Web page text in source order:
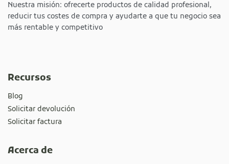
Nuestra misión: ofrecerte productos de calidad profesional,
reducir tus costes de compra y ayudarte a que tu negocio sea
más rentable y competitivo
Recursos
Blog
Solicitar devolución
Solicitar factura
Acerca de